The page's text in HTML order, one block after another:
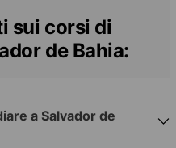
sui corsi di
de Bahia:
a Salvador de